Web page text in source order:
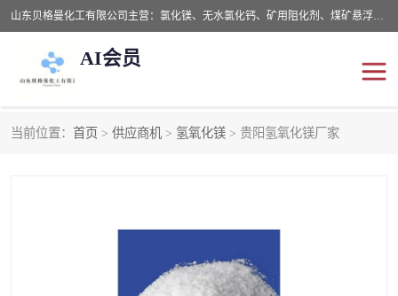
山东贝格曼化工有限公司主营：氯化镁、无水氯化钙、矿用阻化剂、煤矿悬浮剂、道路抑尘剂、氢氧化镁，防灭火剂等，公司位于山东省潍坊市滨海经济开发区,是专业从事对各种精细化工集研究、开发、制造于一体的现代化大型跨境化工企业，公司本着诚信经营、给每一位客户提供专业服务。
AI会员
当前位置： 首页 > 供应商机 > 氢氧化镁 > 贵阳氢氧化镁厂家